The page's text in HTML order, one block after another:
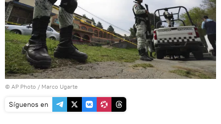
© AP Photo / Marco Ugarte
Síguenos en